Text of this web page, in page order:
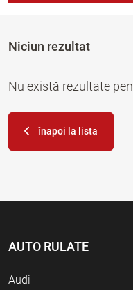
Niciun rezultat
Nu există rezultate
înapoi la lista
AUTO RULATE
Audi